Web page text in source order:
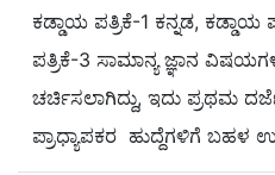
ಕಡ್ಡಾಯ ಪತ್ರಿಕೆ-1 ಕನ್ನಡ, ಕಡ್ಡಾಯ
ಪತ್ರಿಕೆ-3 ಸಾಮಾನ್ಯ ಜ್ಞಾನ
ಚರ್ಚಿಸಲಾಗಿದ್ದು, ಇದು ಪ್ರಥಮ
ಪ್ರಾಧ್ಯಾಪಕರ ಹುದ್ದೆಗಳಿಗೆ ಬಹಳ